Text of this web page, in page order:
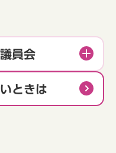
員会
ときは